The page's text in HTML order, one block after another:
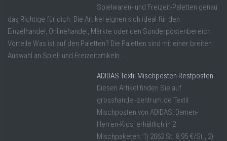
Spielwaren- und Freizeit-Paletten genau
das Richtige für dich. Die Artikel eignen sich ideal für den
Einzelhandel, Onlinehandel, Märkte oder den Sonderpostenbereich.
Vorteile Was ist auf den Paletten? Die Paletten sind mit einer breiten
Auswahl an Spiel- und Freizeitartikeln ...
ADIDAS Textil Mischposten Restposten
Diesen Artikel finden Sie auf
grosshandel-zentrum.de Textil
Mischposten von ADIDAS: Damen-
Herren-Kids, erhältlich in 2
Mischpaketen: 1) 2062 St. 8,95 €/St., 2)